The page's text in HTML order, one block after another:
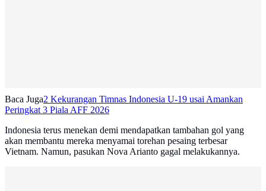
Baca Juga2 Kekurangan Timnas Indonesia U-19 usai Amankan
Peringkat 3 Piala AFF 2026
Indonesia terus menekan demi mendapatkan tambahan gol yang
akan membantu mereka menyamai torehan pesaing terbesar
Vietnam. Namun, pasukan Nova Arianto gagal melakukannya.